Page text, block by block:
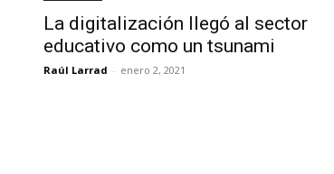
La digitalización llegó al sector
educativo como un tsunami
Raúl Larrad - enero 2, 2021